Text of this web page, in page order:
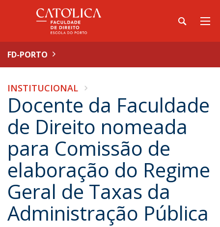
FD-PORTO
INSTITUCIONAL
Docente da Faculdade
de Direito nomeada
para Comissão de
elaboração do Regime
Geral de Taxas da
Administração Pública